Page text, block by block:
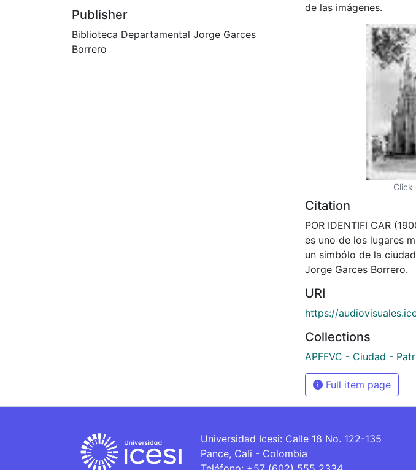
Publisher
Biblioteca Departamental Jorge Garces
Borrero
de las imágenes.
Click
Citation
POR IDENTIFI CAR
es uno de los lugares
un simbólo de la
Jorge Garces Borrero.
URI
https://
Collections
APFFVC - Ciudad -
Full item page
Universidad Icesi: Calle 18 No. 122-135
Pance, Cali - Colombia